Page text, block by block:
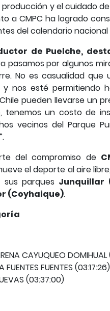
y el cuidado
a CMPC ha logrado
del calendario
de Puelche,
pasamos por algunos
No es casualidad
y nos esté permitiendo
pueden llevarse un
tenemos un costo de
vecinos del Parque
del compromiso de
el deporte al aire
parques Junquillar
(Coyhaique).
CAYUQUEO
FUENTES FUENTES (03:17:26)
(03:37:00)